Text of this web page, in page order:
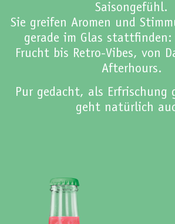
Saisongefühl.
Sie greifen Aromen und
gerade im Glas
Frucht bis Retro-Vibes, von
Afterhours.
Pur gedacht, als Erfrischung
geht natürlich